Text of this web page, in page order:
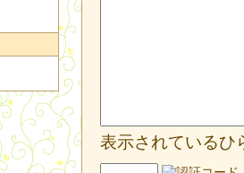
表示されているひ